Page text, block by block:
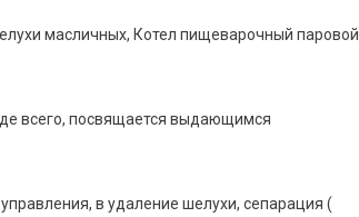
масличных, Котел пищеварочный паровой
всего, посвящается выдающимся
в удаление шелухи, сепарация (